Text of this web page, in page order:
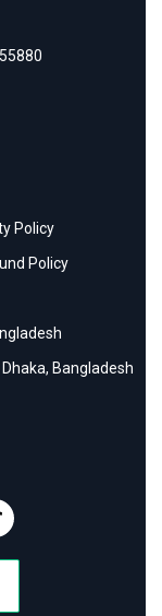
Policy
Policy
Bangladesh